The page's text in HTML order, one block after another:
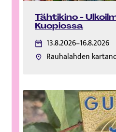
Tähtikino -
Kuopiossa
13.8.2026–16.8.2026
Rauhalahden